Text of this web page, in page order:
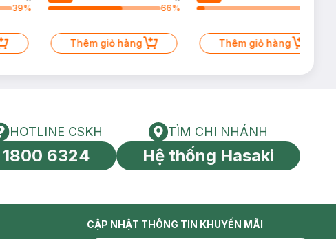
39%
66%
Thêm giỏ hàng Thêm giỏ hàng
uy tín toàn cầu
HOTLINE CSKH
HOTLINE CSKH
1800 6324
Tìm chi nhánh
TÌM CHI NHÁNH
Hệ thống Hasaki
CẬP NHẬT THÔNG TIN KHUYẾN MÃI